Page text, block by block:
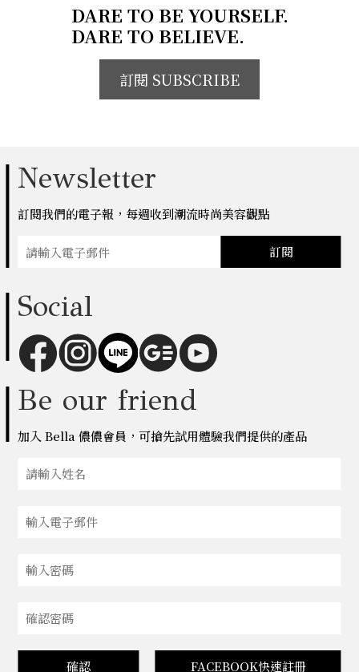
DARE TO BE YOURSELF.
DARE TO BELIEVE.
訂閱 SUBSCRIBE
Newsletter
訂閱我們的電子報，每週收到潮流時尚美容觀點
訂閱
Social
Be our friend
加入 Bella 儂儂會員，可搶先試用體驗我們提供的產品
確認 FACEBOOK快速註冊